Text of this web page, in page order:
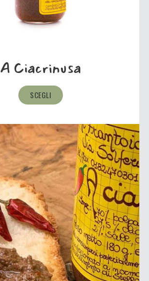
A Ciacrinusa
SCEGLI